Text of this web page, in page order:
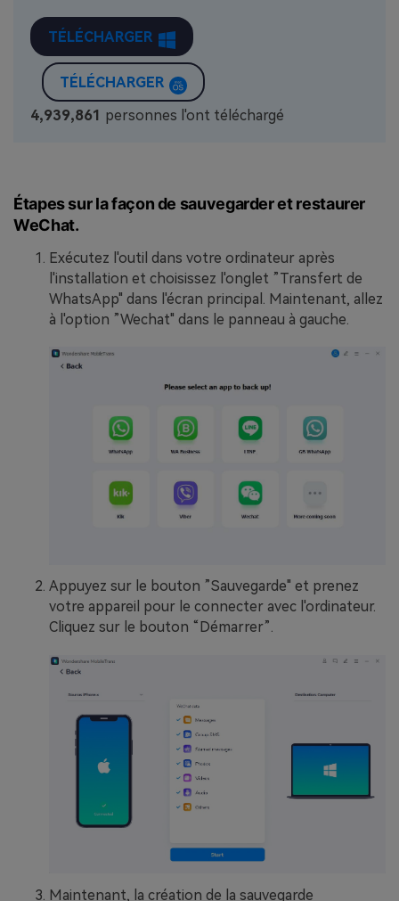
TÉLÉCHARGER
TÉLÉCHARGER
4,939,862 personnes l'ont téléchargé
Étapes sur la façon de sauvegarder et restaurer
WeChat.
Exécutez l'outil dans votre ordinateur après
l'installation et choisissez l'onglet ”Transfert de
WhatsApp" dans l'écran principal. Maintenant, allez
à l'option ”Wechat" dans le panneau à gauche.
Appuyez sur le bouton ”Sauvegarde" et prenez
votre appareil pour le connecter avec l'ordinateur.
Cliquez sur le bouton “Démarrer”.
Maintenant, la création de la sauvegarde